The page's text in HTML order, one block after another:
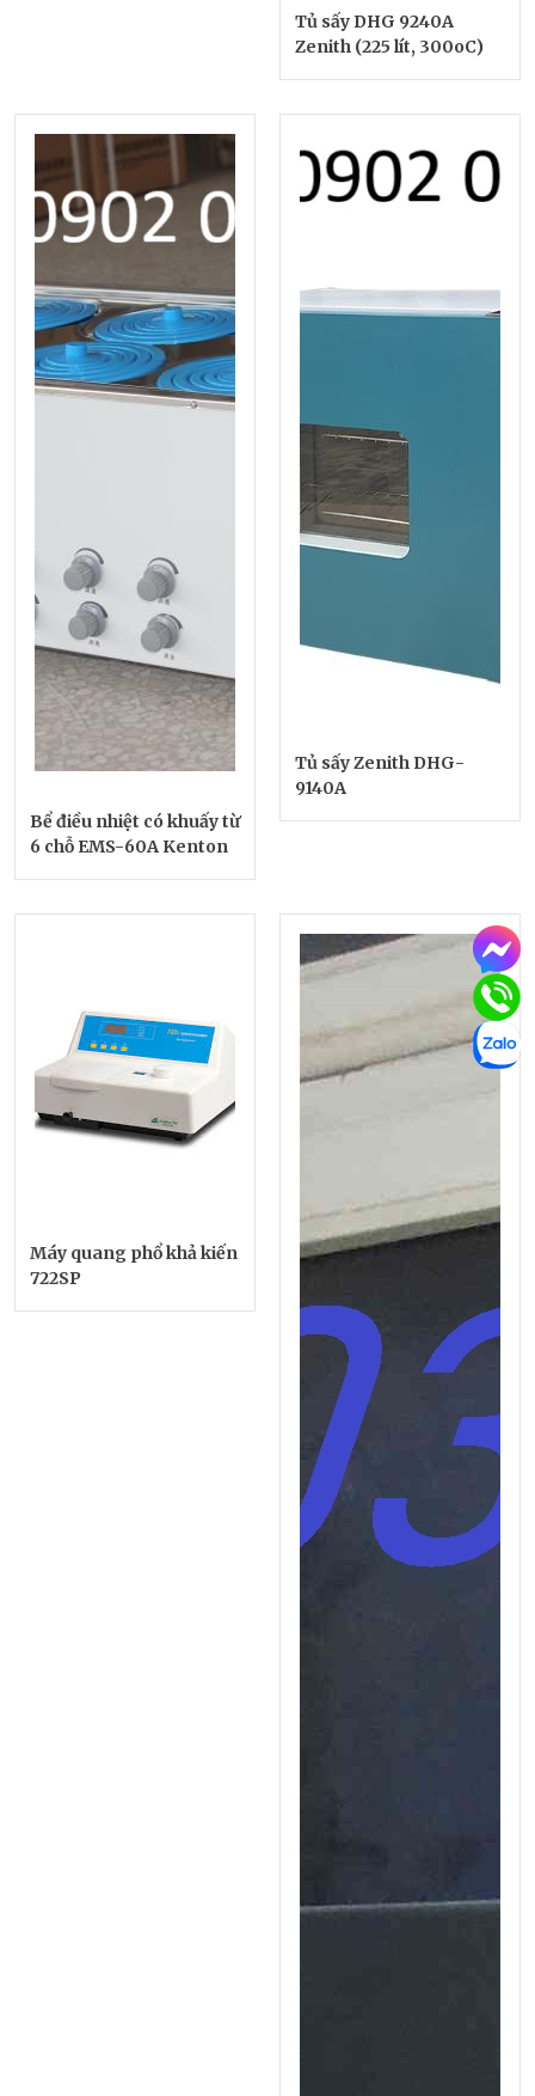
Tủ sấy DHG 9240A
Zenith (225 lít, 300oC)
Bể điều nhiệt có khuấy từ
6 chỗ EMS-60A Kenton
Tủ sấy Zenith DHG-
9140A
Máy quang phổ khả kiến
722SP